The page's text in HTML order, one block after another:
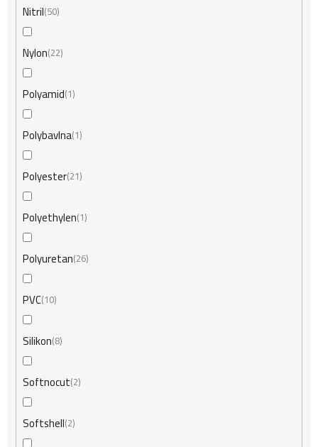
Nitril 50
Nylon 22
Polyamid 1
Polybavlna 1
Polyester 21
Polyethylen 1
Polyuretan 26
PVC 10
Silikon 8
Softnocut 2
Softshell 2